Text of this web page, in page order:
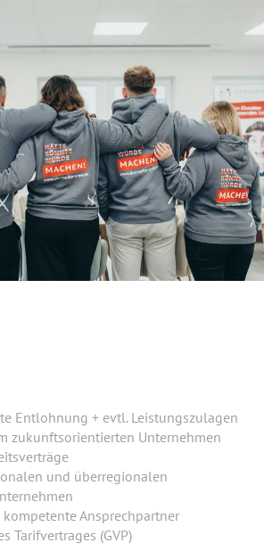
Entlohnung + evtl. Leistungszulagen
zukunftsorientierten Unternehmen
und überregionalen
Ansprechpartner
Tarifvertrages (GVP)